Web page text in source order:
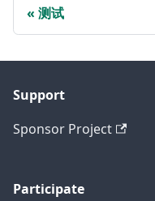
测试
Support
Sponsor Project
Participate